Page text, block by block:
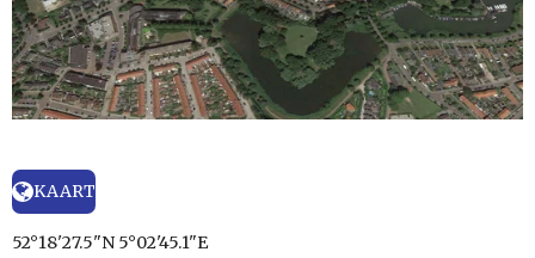
KAART
52°18'27.5"N 5°02'45.1"E